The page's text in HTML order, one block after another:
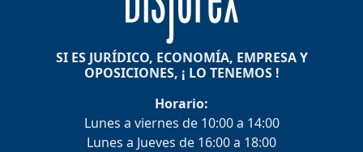
SI ES JURÍDICO, ECONOMÍA, EMPRESA Y
OPOSICIONES, ¡ LO TENEMOS !
Horario:
Lunes a viernes de 10:00 a 14:00
Lunes a Jueves de 16:00 a 18:00